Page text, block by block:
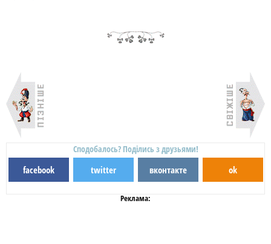
Сподобалось? Поділись з друзьями!
facebook twitter вконтакте ok
Реклама: